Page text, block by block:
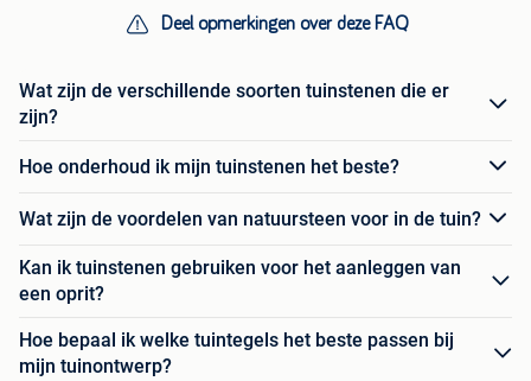
Deel opmerkingen over deze FAQ
Wat zijn de verschillende soorten tuinstenen die er
zijn?
Hoe onderhoud ik mijn tuinstenen het beste?
Wat zijn de voordelen van natuursteen voor in de tuin?
Kan ik tuinstenen gebruiken voor het aanleggen van
een oprit?
Hoe bepaal ik welke tuintegels het beste passen bij
mijn tuinontwerp?